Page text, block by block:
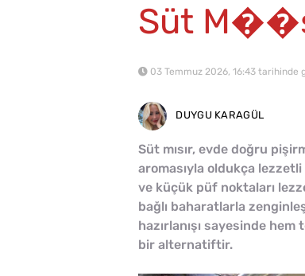
Süt
03 Temmuz 2026, 16:43 tarihinde
DUYGU KARAGÜL
Süt mısır, evde doğru
aromasıyla oldukça lezzetli
ve küçük püf noktaları
bağlı baharatlarla
hazırlanışı sayesinde
bir alternatiftir.